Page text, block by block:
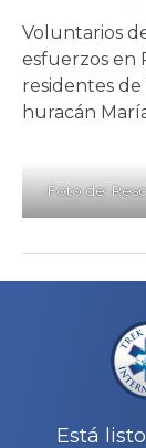
Voluntarios
esfuerzos en
residentes
huracán
Foto de:
Está